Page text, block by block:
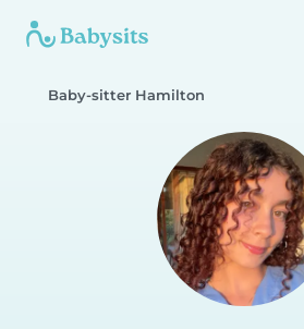
Baby-sitter Hamilton